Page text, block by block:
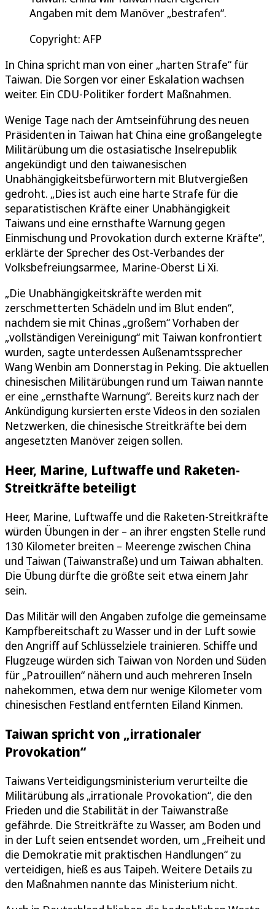
Angaben mit dem Manöver „bestrafen“.
Copyright: AFP
In China spricht man von einer „harten Strafe“ für
Taiwan. Die Sorgen vor einer Eskalation wachsen
weiter. Ein CDU-Politiker fordert Maßnahmen.
Wenige Tage nach der Amtseinführung des neuen
Präsidenten in Taiwan hat China eine großangelegte
Militärübung um die ostasiatische Inselrepublik
angekündigt und den taiwanesischen
Unabhängigkeitsbefürwortern mit Blutvergießen
gedroht. „Dies ist auch eine harte Strafe für die
separatistischen Kräfte einer Unabhängigkeit
Taiwans und eine ernsthafte Warnung gegen
Einmischung und Provokation durch externe Kräfte“,
erklärte der Sprecher des Ost-Verbandes der
Volksbefreiungsarmee, Marine-Oberst Li Xi.
„Die Unabhängigkeitskräfte werden mit
zerschmetterten Schädeln und im Blut enden“,
nachdem sie mit Chinas „großem“ Vorhaben der
„vollständigen Vereinigung“ mit Taiwan konfrontiert
wurden, sagte unterdessen Außenamtssprecher
Wang Wenbin am Donnerstag in Peking. Die aktuellen
chinesischen Militärübungen rund um Taiwan nannte
er eine „ernsthafte Warnung“. Bereits kurz nach der
Ankündigung kursierten erste Videos in den sozialen
Netzwerken, die chinesische Streitkräfte bei dem
angesetzten Manöver zeigen sollen.
Heer, Marine, Luftwaffe und Raketen-
Streitkräfte beteiligt
Heer, Marine, Luftwaffe und die Raketen-Streitkräfte
würden Übungen in der – an ihrer engsten Stelle rund
130 Kilometer breiten – Meerenge zwischen China
und Taiwan (Taiwanstraße) und um Taiwan abhalten.
Die Übung dürfte die größte seit etwa einem Jahr
sein.
Das Militär will den Angaben zufolge die gemeinsame
Kampfbereitschaft zu Wasser und in der Luft sowie
den Angriff auf Schlüsselziele trainieren. Schiffe und
Flugzeuge würden sich Taiwan von Norden und Süden
für „Patrouillen“ nähern und auch mehreren Inseln
nahekommen, etwa dem nur wenige Kilometer vom
chinesischen Festland entfernten Eiland Kinmen.
Taiwan spricht von „irrationaler
Provokation“
Taiwans Verteidigungsministerium verurteilte die
Militärübung als „irrationale Provokation“, die den
Frieden und die Stabilität in der Taiwanstraße
gefährde. Die Streitkräfte zu Wasser, am Boden und
in der Luft seien entsendet worden, um „Freiheit und
die Demokratie mit praktischen Handlungen“ zu
verteidigen, hieß es aus Taipeh. Weitere Details zu
den Maßnahmen nannte das Ministerium nicht.